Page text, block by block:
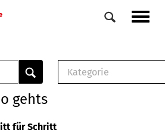
Veranstaltungen
0
Elemente
Kategorie
gehts
für Schritt